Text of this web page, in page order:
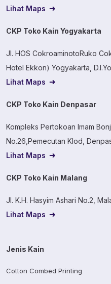
Lihat Maps
CKP Toko Kain Yogyakarta
Jl. HOS CokroaminotoRuko
Hotel Ekkon) Yogyakarta,
Lihat Maps
CKP Toko Kain Denpasar
Kompleks Pertokoan Imam
No.26,Pemecutan Klod,
Lihat Maps
CKP Toko Kain Malang
Jl. K.H. Hasyim Ashari No.2,
Lihat Maps
Jenis Kain
Cotton Combed Printing